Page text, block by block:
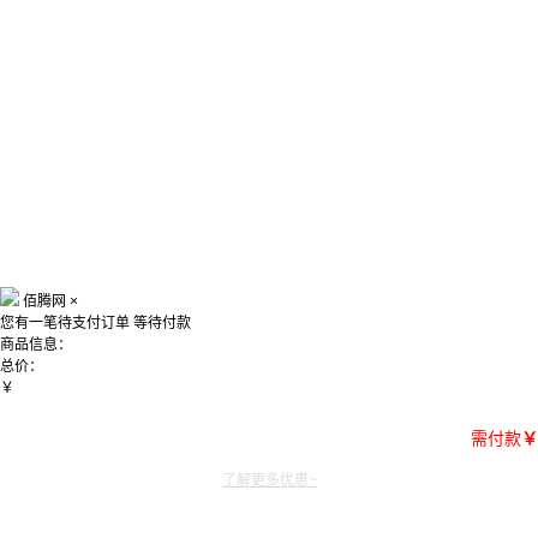
佰腾网 ×
您有一笔待支付订单 等待付款
商品信息：
总价：
￥
需付款￥
了解更多优惠~